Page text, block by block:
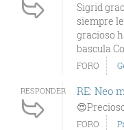
Sigrid
siempre
gracioso
FORO
RESPONDER RE: Neo
FORO